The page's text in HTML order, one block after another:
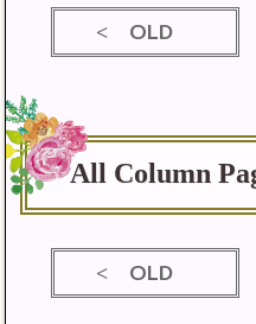
OLD
All Column
OLD